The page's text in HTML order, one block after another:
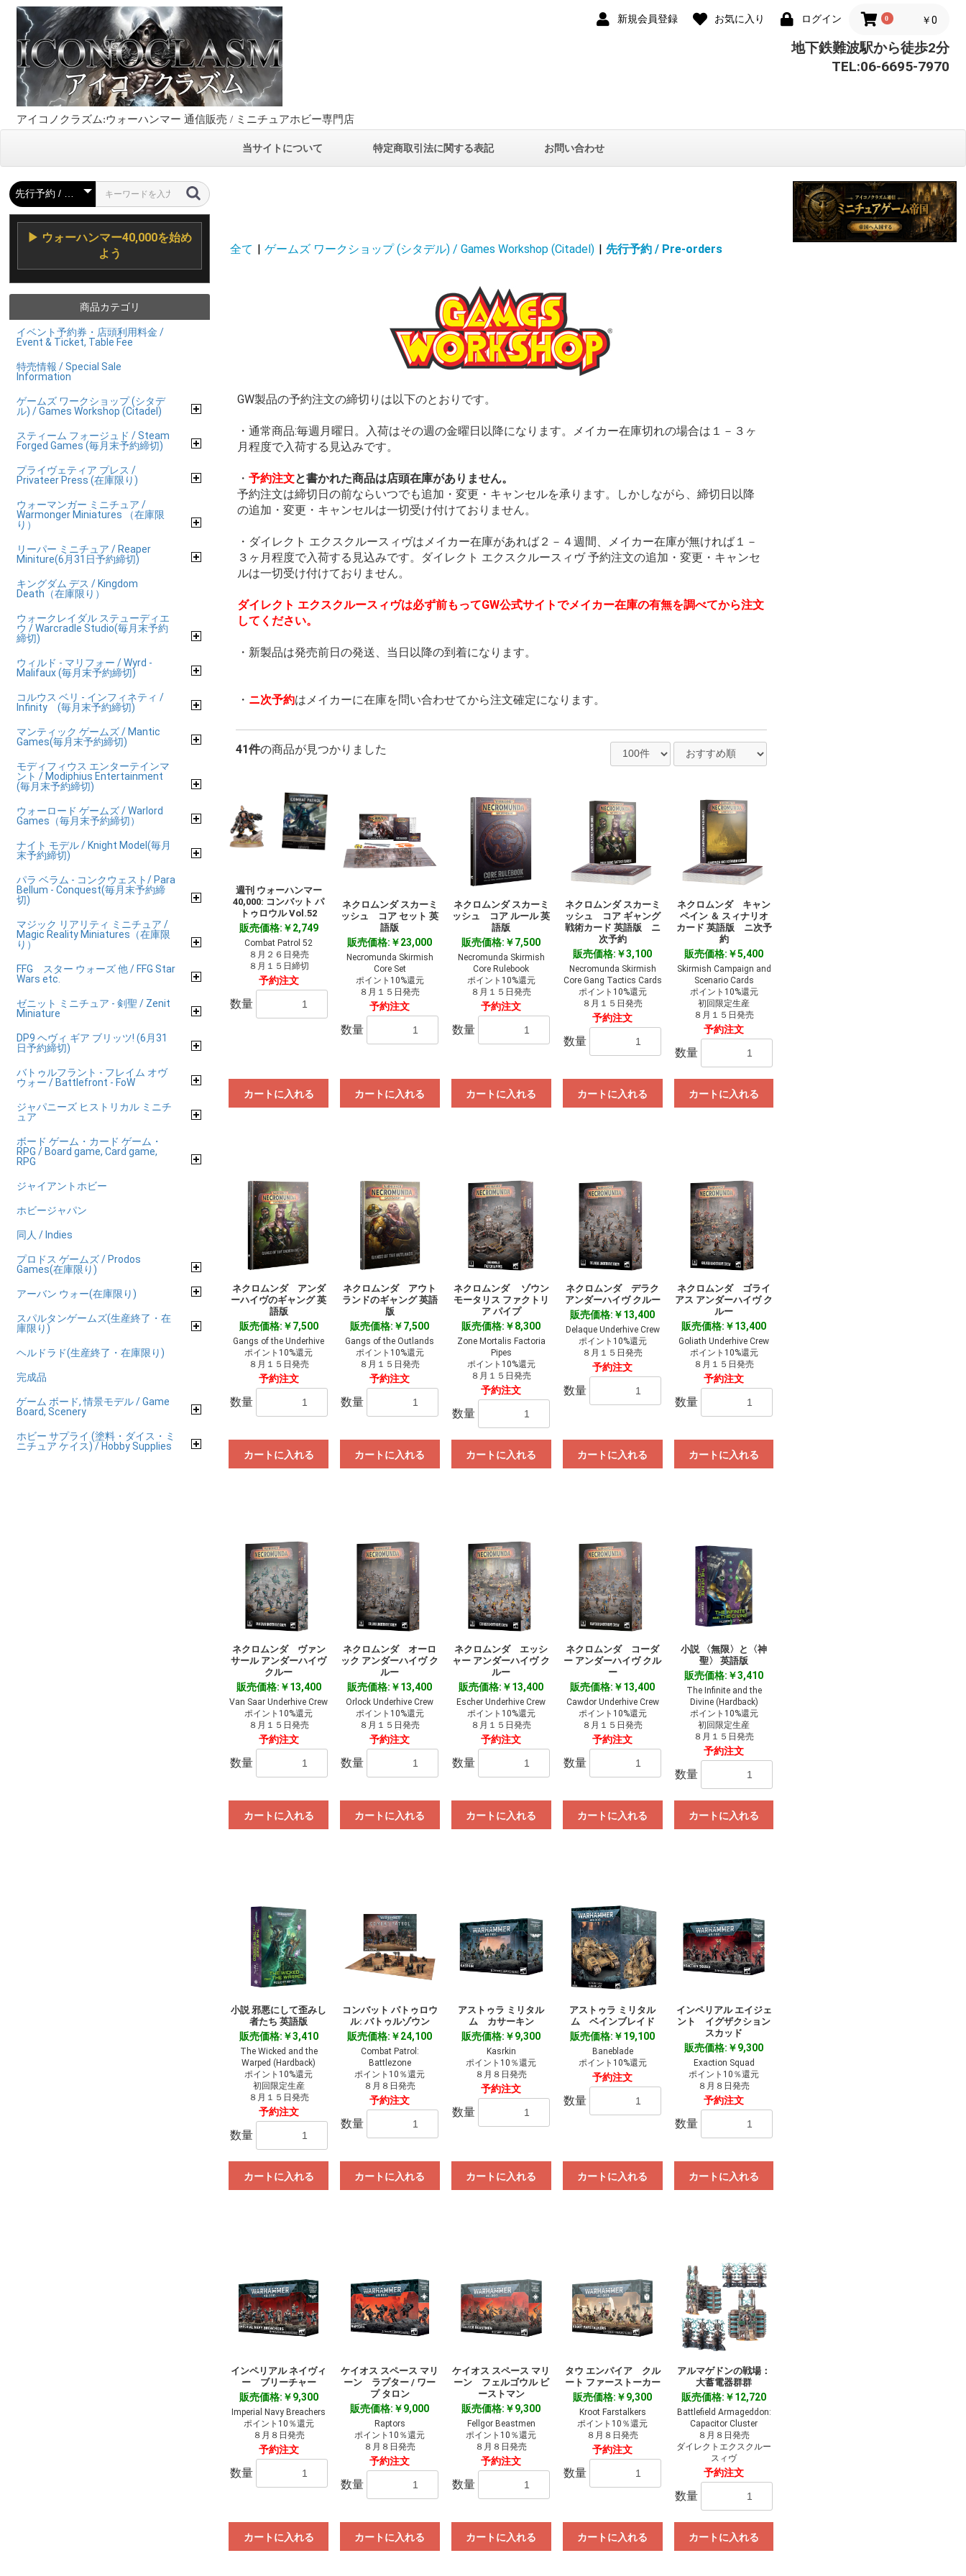
新規会員登録 お気に入り ログイン 0 ￥0
アイコノクラズム:ウォーハンマー 通信販売 / ミニチュアホビー専門店
地下鉄難波駅から徒歩2分
TEL:06-6695-7970
当サイトについて 特定商取引法に関する表記 お問い合わせ
▶ ウォーハンマー40,000を始め
よう
商品カテゴリ
イベント予約券・店頭利用料金 /
Event & Ticket, Table Fee
特売情報 / Special Sale
Information
ゲームズ ワークショップ (シタデ
ル) / Games Workshop (Citadel)
スティーム フォージュド / Steam
Forged Games (毎月末予約締切)
プライヴェティア プレス /
Privateer Press (在庫限り)
ウォーマンガー ミニチュア /
Warmonger Miniatures （在庫限
り）
リーパー ミニチュア / Reaper
Miniture(6月31日予約締切)
キングダム デス / Kingdom
Death（在庫限り）
ウォークレイダル ステューディエ
ウ / Warcradle Studio(毎月末予約
締切)
ウィルド - マリフォー / Wyrd -
Malifaux (毎月末予約締切)
コルウス ベリ - インフィネティ /
Infinity (毎月末予約締切)
マンティック ゲームズ / Mantic
Games(毎月末予約締切)
モディフィウス エンターテインマ
ント / Modiphius Entertainment
(毎月末予約締切)
ウォーロード ゲームズ / Warlord
Games（毎月末予約締切）
ナイト モデル / Knight Model(毎月
末予約締切)
パラ ベラム - コンクウェスト/ Para
Bellum - Conquest(毎月末予約締
切)
マジック リアリティ ミニチュア /
Magic Reality Miniatures（在庫限
り）
FFG スター ウォーズ 他 / FFG Star
Wars etc.
ゼニット ミニチュア - 剣聖 / Zenit
Miniature
DP9 ヘヴィ ギア ブリッツ! (6月31
日予約締切)
バトゥルフラント - フレイム オヴ
ウォー / Battlefront - FoW
ジャパニーズ ヒストリカル ミニチ
ュア
ボード ゲーム・カード ゲーム・
RPG / Board game, Card game,
RPG
ジャイアントホビー
ホビージャパン
同人 / Indies
プロドス ゲームズ / Prodos
Games(在庫限り)
アーバン ウォー(在庫限り)
スパルタンゲームズ(生産終了・在
庫限り)
ヘルドラド(生産終了・在庫限り)
完成品
ゲーム ボード, 情景モデル / Game
Board, Scenery
ホビー サプライ (塗料・ダイス・ミ
ニチュア ケイス) / Hobby Supplies
全て | ゲームズ ワークショップ (シタデル) / Games Workshop (Citadel) | 先行予約 / Pre-orders
GW製品の予約注文の締切りは以下のとおりです。
・通常商品:毎週月曜日。入荷はその週の金曜日以降になります。メイカー在庫切れの場合は１－３ヶ
月程度で入荷する見込みです。
・予約注文と書かれた商品は店頭在庫がありません。
予約注文は締切日の前ならいつでも追加・変更・キャンセルを承ります。しかしながら、締切日以降
の追加・変更・キャンセルは一切受け付けておりません。
・ダイレクト エクスクルースィヴはメイカー在庫があれば２－４週間、メイカー在庫が無ければ１－
３ヶ月程度で入荷する見込みです。ダイレクト エクスクルースィヴ 予約注文の追加・変更・キャンセ
ルは一切受け付けておりません。
ダイレクト エクスクルースィヴは必ず前もってGW公式サイトでメイカー在庫の有無を調べてから注文
してください。
・新製品は発売前日の発送、当日以降の到着になります。
・ ニ次予約はメイカーに在庫を問い合わせてから注文確定になります。
41件の商品が見つかりました
週刊 ウォーハンマー
40,000: コンバット パ
トゥロウル Vol.52
販売価格:￥2,749
Combat Patrol 52
８月２６日発売
８月１５日締切
予約注文
数量
カートに入れる
ネクロムンダ スカーミ
ッシュ コア セット 英
語版
販売価格:￥23,000
Necromunda Skirmish
Core Set
ポイント10%還元
８月１５日発売
予約注文
数量
カートに入れる
ネクロムンダ スカーミ
ッシュ コア ルール 英
語版
販売価格:￥7,500
Necromunda Skirmish
Core Rulebook
ポイント10%還元
８月１５日発売
予約注文
数量
カートに入れる
ネクロムンダ スカーミ
ッシュ コア ギャング
戦術カード 英語版 ニ
次予約
販売価格:￥3,100
Necromunda Skirmish
Core Gang Tactics Cards
ポイント10%還元
８月１５日発売
予約注文
数量
カートに入れる
ネクロムンダ キャン
ペイン ＆ スィナリオ
カード 英語版 ニ次予
約
販売価格:￥5,400
Skirmish Campaign and
Scenario Cards
ポイント10%還元
初回限定生産
８月１５日発売
予約注文
数量
カートに入れる
ネクロムンダ アンダ
ーハイヴのギャング 英
語版
販売価格:￥7,500
Gangs of the Underhive
ポイント10%還元
８月１５日発売
予約注文
数量
カートに入れる
ネクロムンダ アウト
ランドのギャング 英語
版
販売価格:￥7,500
Gangs of the Outlands
ポイント10%還元
８月１５日発売
予約注文
数量
カートに入れる
ネクロムンダ ゾウン
モータリス ファクトリ
ア パイプ
販売価格:￥8,300
Zone Mortalis Factoria
Pipes
ポイント10%還元
８月１５日発売
予約注文
数量
カートに入れる
ネクロムンダ デラク
アンダーハイヴ クルー
販売価格:￥13,400
Delaque Underhive Crew
ポイント10%還元
８月１５日発売
予約注文
数量
カートに入れる
ネクロムンダ ゴライ
アス アンダーハイヴ ク
ルー
販売価格:￥13,400
Goliath Underhive Crew
ポイント10%還元
８月１５日発売
予約注文
数量
カートに入れる
ネクロムンダ ヴァン
サール アンダーハイヴ
クルー
販売価格:￥13,400
Van Saar Underhive Crew
ポイント10%還元
８月１５日発売
予約注文
数量
カートに入れる
ネクロムンダ オーロ
ック アンダーハイヴ ク
ルー
販売価格:￥13,400
Orlock Underhive Crew
ポイント10%還元
８月１５日発売
予約注文
数量
カートに入れる
ネクロムンダ エッシ
ャー アンダーハイヴ ク
ルー
販売価格:￥13,400
Escher Underhive Crew
ポイント10%還元
８月１５日発売
予約注文
数量
カートに入れる
ネクロムンダ コーダ
ー アンダーハイヴ クル
ー
販売価格:￥13,400
Cawdor Underhive Crew
ポイント10%還元
８月１５日発売
予約注文
数量
カートに入れる
小説 〈無限〉と〈神
聖〉 英語版
販売価格:￥3,410
The Infinite and the
Divine (Hardback)
ポイント10%還元
初回限定生産
８月１５日発売
予約注文
数量
カートに入れる
小説 邪悪にして歪みし
者たち 英語版
販売価格:￥3,410
The Wicked and the
Warped (Hardback)
ポイント10%還元
初回限定生産
８月１５日発売
予約注文
数量
カートに入れる
コンバット パトゥロウ
ル: バトゥルゾウン
販売価格:￥24,100
Combat Patrol:
Battlezone
ポイント10％還元
８月８日発売
予約注文
数量
カートに入れる
アストゥラ ミリタル
ム カサーキン
販売価格:￥9,300
Kasrkin
ポイント10％還元
８月８日発売
予約注文
数量
カートに入れる
アストゥラ ミリタル
ム ベインブレイド
販売価格:￥19,100
Baneblade
ポイント10%還元
予約注文
数量
カートに入れる
インペリアル エイジェ
ント イグザクション
スカッド
販売価格:￥9,300
Exaction Squad
ポイント10％還元
８月８日発売
予約注文
数量
カートに入れる
インペリアル ネイヴィ
ー ブリーチャー
販売価格:￥9,300
Imperial Navy Breachers
ポイント10％還元
８月８日発売
予約注文
数量
カートに入れる
ケイオス スペース マリ
ーン ラプター / ワー
プ タロン
販売価格:￥9,000
Raptors
ポイント10％還元
８月８日発売
予約注文
数量
カートに入れる
ケイオス スペース マリ
ーン フェルゴウル ビ
ーストマン
販売価格:￥9,300
Fellgor Beastmen
ポイント10％還元
８月８日発売
予約注文
数量
カートに入れる
タウ エンパイア クル
ート ファーストーカー
販売価格:￥9,300
Kroot Farstalkers
ポイント10％還元
８月８日発売
予約注文
数量
カートに入れる
アルマゲドンの戦場：
大蓄電器群群
販売価格:￥12,720
Battlefield Armageddon:
Capacitor Cluster
８月８日発売
ダイレクトエクスクルー
スィヴ
予約注文
数量
カートに入れる
お買い物を続ける カートへ進む